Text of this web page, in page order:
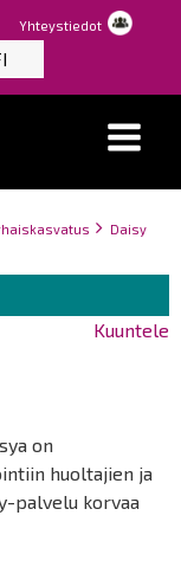
Yhteystiedot
Daisy
Kuuntele
on
huoltajien ja
palvelu korvaa